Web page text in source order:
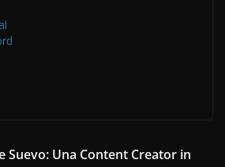
Suevo: Una Content Creator in